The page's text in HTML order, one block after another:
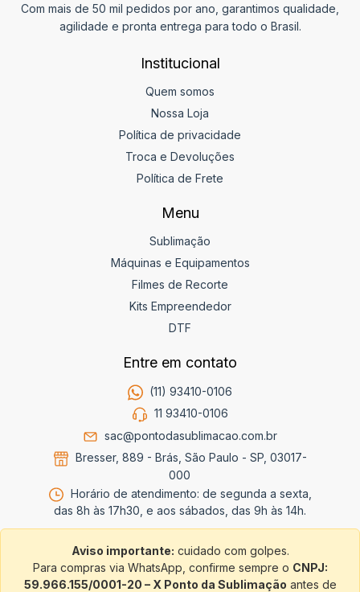
Com mais de 50 mil pedidos por ano, garantimos qualidade,
agilidade e pronta entrega para todo o Brasil.
Institucional
Quem somos
Nossa Loja
Política de privacidade
Troca e Devoluções
Política de Frete
Menu
Sublimação
Máquinas e Equipamentos
Filmes de Recorte
Kits Empreendedor
DTF
Entre em contato
(11) 93410-0106
11 93410-0106
sac@pontodasublimacao.com.br
Bresser, 889 - Brás, São Paulo - SP, 03017-
000
Horário de atendimento: de segunda a sexta,
das 8h às 17h30, e aos sábados, das 9h às 14h.
Aviso importante: cuidado com golpes.
Para compras via WhatsApp, confirme sempre o CNPJ:
59.966.155/0001-20 – X Ponto da Sublimação antes de